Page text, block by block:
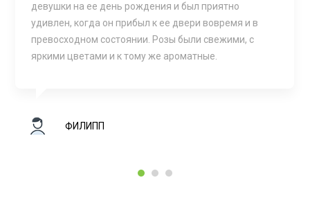
девушки на ее день рождения и был приятно
удивлен, когда он прибыл к ее двери вовремя и в
превосходном состоянии. Розы были свежими, с
яркими цветами и к тому же ароматные.
ФИЛИПП
1 2 3